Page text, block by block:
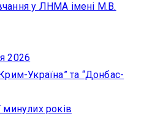
у ЛНМА імені М.В.
2026
Україна” та “Донбас-
минулих років